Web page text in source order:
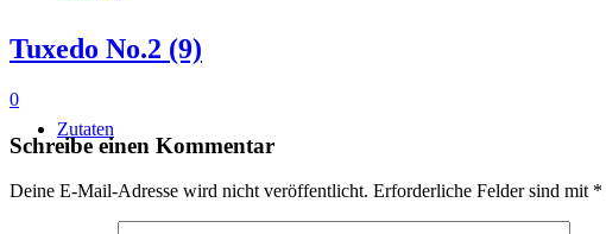
Zutaten
Tuxedo No.2 (9)
0
Schreibe einen Kommentar
Deine E-Mail-Adresse wird nicht veröffentlicht. Erforderliche Felder sind mit *